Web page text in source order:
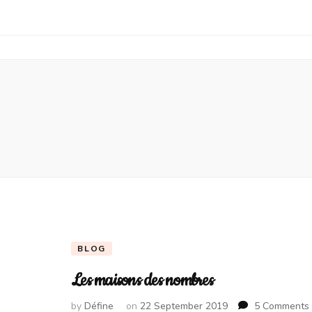
BLOG
Les maisons des nombres
by Défine on 22 September 2019 5 Comments